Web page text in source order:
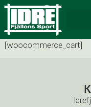
[woocommerce_cart]